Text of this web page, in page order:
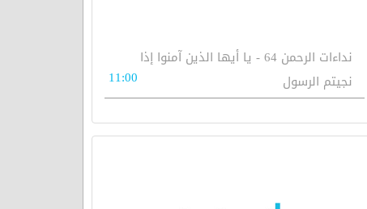
نداءات الرحمن 64 - يا أيها الذين آمنوا إذا
نجيتم الرسول
11:00